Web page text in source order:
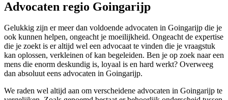
Advocaten regio Goingarijp
Gelukkig zijn er meer dan voldoende advocaten in Goingarijp die je
ook kunnen helpen, ongeacht je moeilijkheid. Ongeacht de expertise
die je zoekt is er altijd wel een advocaat te vinden die je vraagstuk
kan oplossen, verkleinen of kan begeleiden. Ben je op zoek naar een
mens die enorm deskundig is, loyaal is en hard werkt? Overweeg
dan absoluut eens advocaten in Goingarijp.
We raden wel altijd aan om verscheidene advocaten in Goingarijp te